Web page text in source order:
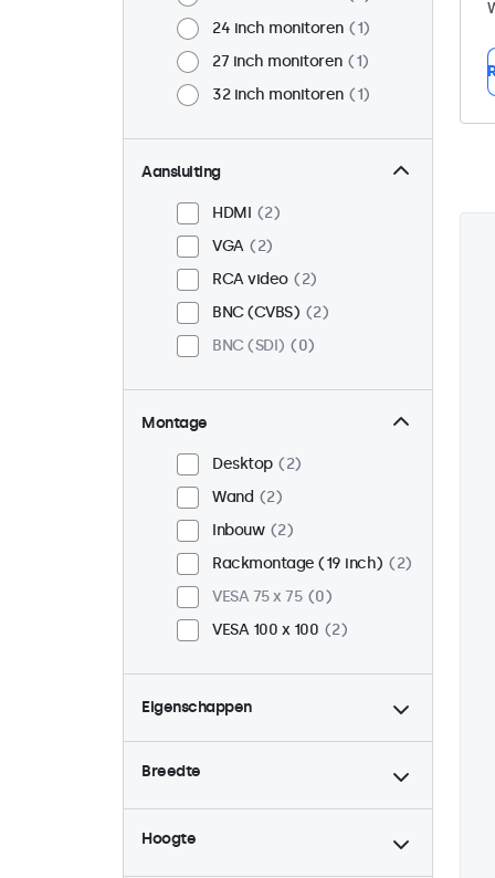
24 inch monitoren
1
27 inch monitoren
1
32 inch monitoren
1
Aansluiting
HDMI
2
VGA
2
RCA video
2
BNC (CVBS)
2
BNC (SDI)
0
Montage
Desktop
2
Wand
2
Inbouw
2
Rackmontage (19 inch)
2
VESA 75 x 75
0
VESA 100 x 100
2
Eigenschappen
4:3 / 5:4
1
Dimbaar
2
Continu gebruik (24/7)
2
Breedte
Hoogte